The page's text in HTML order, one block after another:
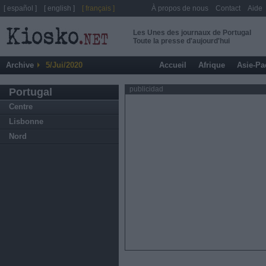
Les Unes des journaux de Portugal
Toute la presse d'aujourd'hui
Archive 5/Jui/2020 Accueil Afrique Asie-
Portugal
Centre
Lisbonne
Nord
publicidad
[ español ] [ english ] [ français ] À propos de nous Contact Aide